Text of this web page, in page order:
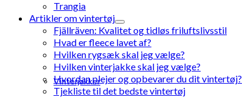
Vinterjakker
Trangia
Artikler om vintertøj
Fjällräven: Kvalitet og tidløs friluftslivsstil
Hvad er fleece lavet af?
Hvilken rygsæk skal jeg vælge?
Hvilken vinterjakke skal jeg vælge?
Hvordan plejer og opbevarer du dit vintertøj?
Tjekliste til det bedste vintertøj